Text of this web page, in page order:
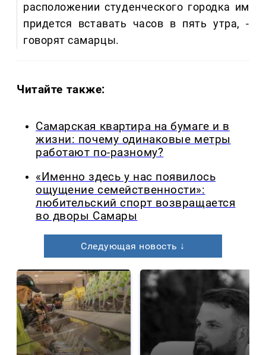
расположении студенческого городка им
придется вставать часов в пять утра, -
говорят самарцы.
Читайте также:
Самарская квартира на бумаге и в
жизни: почему одинаковые метры
работают по-разному?
«Именно здесь у нас появилось
ощущение семейственности»:
любительский спорт возвращается
во дворы Самары
Следующая новость ↓